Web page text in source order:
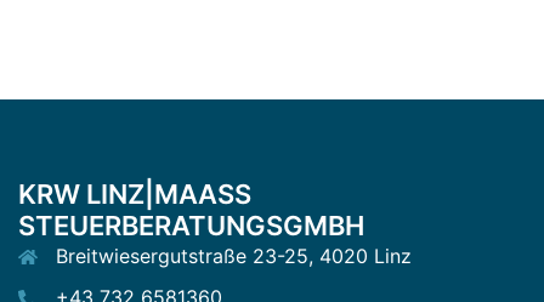
KRW LINZ|MAASS
STEUERBERATUNGSGMBH
Breitwiesergutstraße 23-25, 4020 Linz